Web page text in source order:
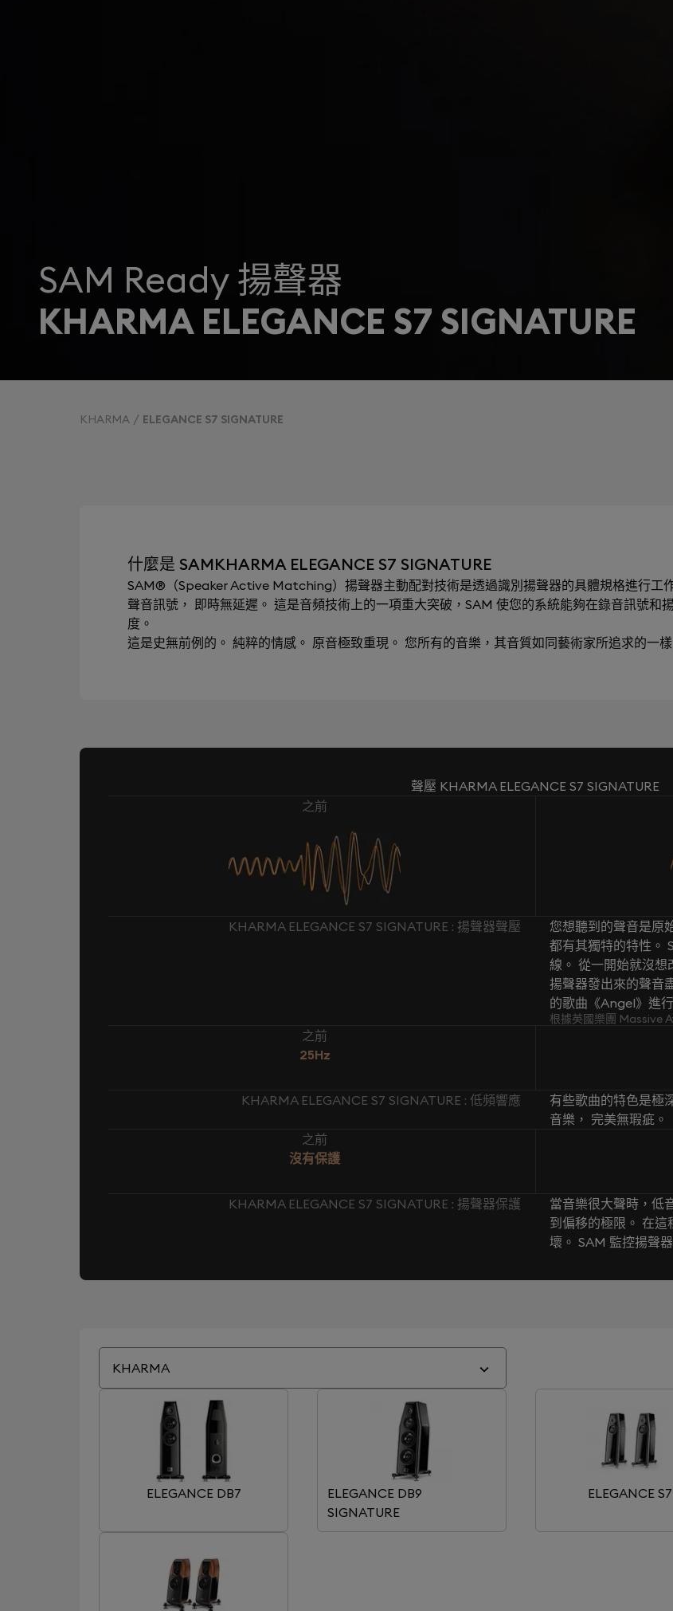
SAM Ready 揚聲器
KHARMA ELEGANCE S7 SIGNATURE
KHARMA ELEGANCE S7 SIGNATURE
什麼是 SAMKHARMA ELEGANCE S7 SIGNATURE
SAM®（Speaker Active Matching）揚聲器主動配對技術是透過識別揚聲器的具體規格進行工
聲音訊號， 即時無延遲。 這是音頻技術上的一項重大突破，SAM 使您的系統能夠在錄音訊號和
度。
這是史無前例的。 純粹的情感。 原音極致重現。 您所有的音樂，其音質如同藝術家所追求的一樣
聲壓 KHARMA ELEGANCE S7 SIGNATURE
之前
KHARMA ELEGANCE S7 SIGNATURE : 揚聲器聲壓
您想聽到的聲音是原
都有其獨特的特性。
線。 從一開始就沒
揚聲器發出來的聲音
的歌曲《Angel》進
根據英國樂團 Massive
之前
25Hz
KHARMA ELEGANCE S7 SIGNATURE : 低頻響應
有些歌曲的特色是極
音樂， 完美無瑕疵。
之前
沒有保護
KHARMA ELEGANCE S7 SIGNATURE : 揚聲器保護
當音樂很大聲時，低
到偏移的極限。 在
壞。 SAM 監控揚聲
KHARMA
ELEGANCE DB7
ELEGANCE DB9
SIGNATURE
ELEGANCE S7